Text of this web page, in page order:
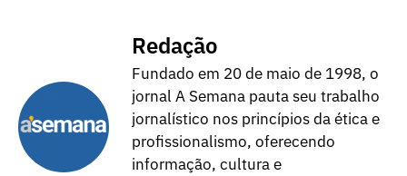
Redação
Fundado em 20 de maio de 1998, o
jornal A Semana pauta seu trabalho
jornalístico nos princípios da ética e
profissionalismo, oferecendo
informação, cultura e